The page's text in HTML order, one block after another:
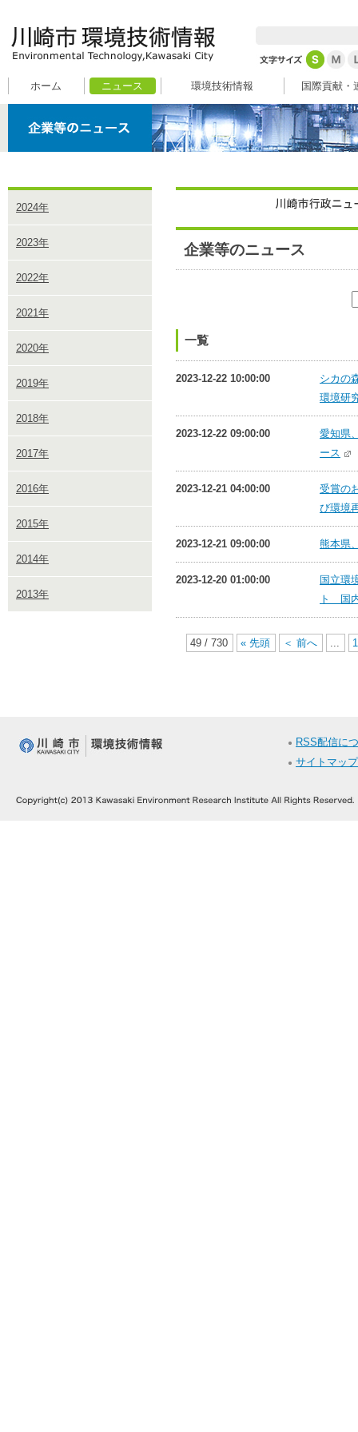
ホーム ニュース 環境技術情報 国際貢献・
2024年
2023年
2022年
2021年
2020年
2019年
2018年
2017年
2016年
2015年
2014年
2013年
企業等のニュース
一覧
2023-12-22 10:00:00
シカの
環境研
2023-12-22 09:00:00
愛知県
ース
2023-12-21 04:00:00
受賞の
び環境
2023-12-21 09:00:00 熊本県
2023-12-20 01:00:00
国立環
ト 国
49 / 730 « 先頭 ＜ 前へ ...
RSS配信に
サイトマップ